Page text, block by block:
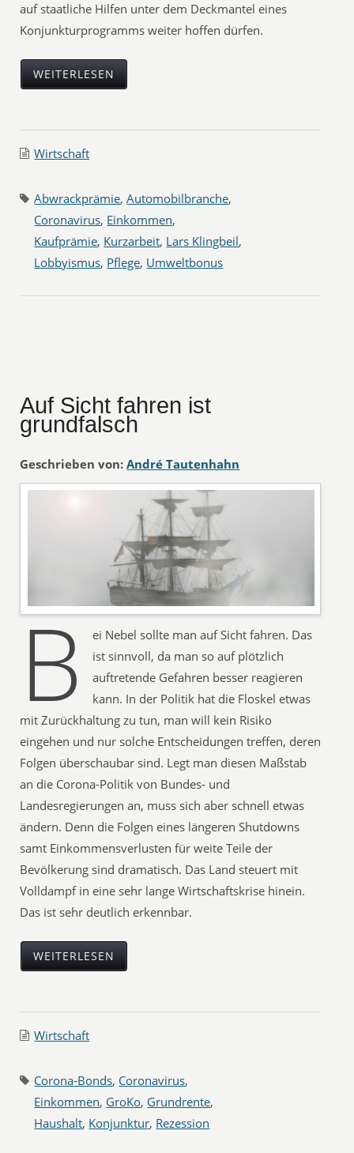
auf staatliche Hilfen unter dem Deckmantel eines
Konjunkturprogramms weiter hoffen dürfen.
WEITERLESEN
Wirtschaft
Abwrackprämie,Automobilbranche,
Coronavirus, Einkommen,
Kaufprämie, Kurzarbeit, Lars Klingbeil,
Lobbyismus, Pflege, Umweltbonus
Auf Sicht fahren ist
grundfalsch
Geschrieben von: André Tautenhahn
B
ei Nebel sollte man auf Sicht fahren. Das
ist sinnvoll, da man so auf plötzlich
auftretende Gefahren besser reagieren
kann. In der Politik hat die Floskel etwas
mit Zurückhaltung zu tun, man will kein Risiko
eingehen und nur solche Entscheidungen treffen, deren
Folgen überschaubar sind. Legt man diesen Maßstab
an die Corona-Politik von Bundes- und
Landesregierungen an, muss sich aber schnell etwas
ändern. Denn die Folgen eines längeren Shutdowns
samt Einkommensverlusten für weite Teile der
Bevölkerung sind dramatisch. Das Land steuert mit
Volldampf in eine sehr lange Wirtschaftskrise hinein.
Das ist sehr deutlich erkennbar.
WEITERLESEN
Wirtschaft
Corona-Bonds, Coronavirus,
Einkommen, GroKo, Grundrente,
Haushalt, Konjunktur, Rezession